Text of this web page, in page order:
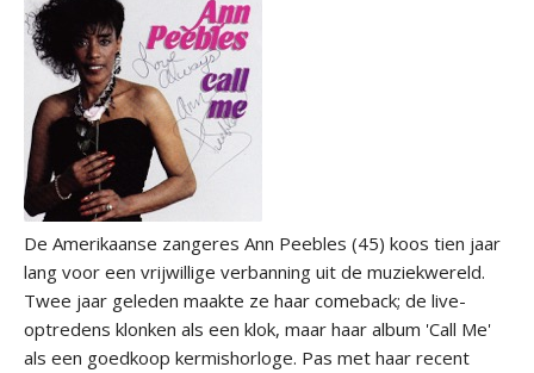
De Amerikaanse zangeres Ann Peebles (45) koos tien jaar
lang voor een vrijwillige verbanning uit de muziekwereld.
Twee jaar geleden maakte ze haar come­back; de live-
optredens klonken als een klok, maar haar album 'Call Me'
als een goedkoop kermishorloge. Pas met haar recent